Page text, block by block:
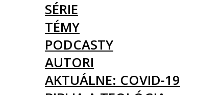
SÉRIE
TÉMY
PODCASTY
AUTORI
AKTUÁLNE: COVID-19